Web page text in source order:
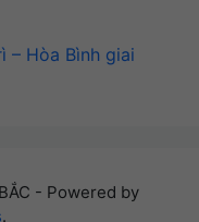
– Hòa Bình giai
- Powered by
.